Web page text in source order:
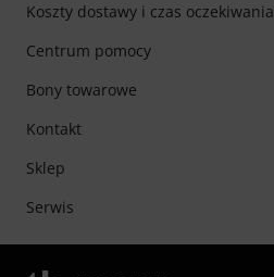
Koszty dostawy i czas oczekiwania
Centrum pomocy
Bony towarowe
Kontakt
Sklep
Serwis